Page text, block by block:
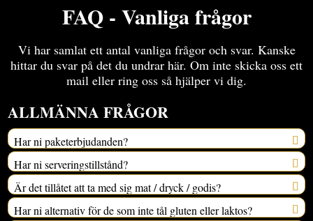
FAQ - Vanliga frågor
Vi har samlat ett antal vanliga frågor och svar. Kanske
hittar du svar på det du undrar här. Om inte skicka oss ett
mail eller ring oss så hjälper vi dig.
ALLMÄNNA FRÅGOR
Har ni paketerbjudanden?
Har ni serveringstillstånd?
Är det tillåtet att ta med sig mat / dryck / godis?
Har ni alternativ för de som inte tål gluten eller laktos?